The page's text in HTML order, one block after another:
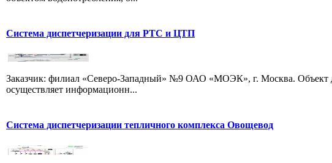
Система диспетчеризации для РТС и ЦТП
Заказчик: филиал «Северо-Западный» №9 ОАО «МОЭК», г. Москва. Объект
осуществляет информационн...
Система диспетчеризации тепличного комплекса Овощевод